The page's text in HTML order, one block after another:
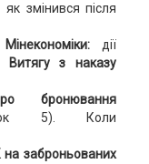
змінився після
дії
Витягу з наказу
бронювання
5). Коли
заброньованих